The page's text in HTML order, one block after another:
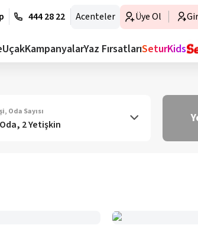
444 28 22 Acenteler Üye Ol
UçakKampanyalarYaz FırsatlarıSeturKids
Oda Sayısı
2 Yetişkin